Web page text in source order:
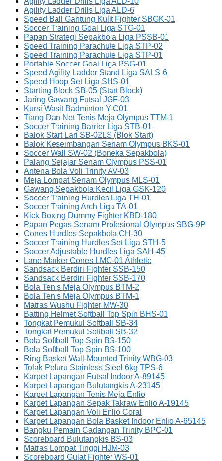
Agility Ladder Drills Liga ALD-6
Speed Ball Gantung Kulit Fighter SBGK-01
Soccer Training Goal Liga STG-01
Papan Strategi Sepakbola Liga PSSB-01
Speed Training Parachute Liga STP-02
Speed Training Parachute Liga STP-01
Portable Soccer Goal Liga PSG-01
Speed Agility Ladder Stand Liga SALS-6
Speed Hoop Set Liga SHS-01
Starting Block SB-05 (Start Block)
Jaring Gawang Futsal JGF-03
Kursi Wasit Badminton Y-C01
Tiang Dan Net Tenis Meja Olympus TTM-1
Soccer Training Barrier Liga STB-01
Balok Start Lari SB-02LS (Blok Start)
Balok Keseimbangan Senam Olympus BKS-01
Soccer Wall SW-02 (Boneka Sepakbola)
Palang Sejajar Senam Olympus PSS-01
Antena Bola Voli Trinity AV-03
Meja Lompat Senam Olympus MLS-01
Gawang Sepakbola Kecil Liga GSK-120
Soccer Training Hurdles Liga TH-01
Soccer Training Arch Liga TA-01
Kick Boxing Dummy Fighter KBD-180
Papan Pegas Senam Profesional Olympus SBG-9P
Cones Hurdles Sepakbola CH-30
Soccer Training Hurdles Set Liga STH-5
Soccer Adjustable Hurdles Liga SAH-45
Lane Marker Cones LMC-01 Athletic
Sandsack Berdiri Fighter SSB-150
Sandsack Berdiri Fighter SSB-170
Bola Tenis Meja Olympus BTM-2
Bola Tenis Meja Olympus BTM-1
Matras Wushu Fighter MW-30
Batting Helmet Softball Top Spin BHS-01
Tongkat Pemukul Softball SB-34
Tongkat Pemukul Softball SB-32
Bola Softball Top Spin BS-150
Bola Softball Top Spin BS-100
Ring Basket Wall-Mounted Trinity WBG-03
Tolak Peluru Stainless Steel 6kg TPS-6
Karpet Lapangan Futsal Indoor A-89145
Karpet Lapangan Bulutangkis A-23145
Karpet Lapangan Tenis Meja Enlio
Karpet Lapangan Sepak Takraw Enlio A-19145
Karpet Lapangan Voli Enlio Coral
Karpet Lapangan Bola Basket Indoor Enlio A-65145
Bangku Pemain Cadangan Trinity BPC-01
Scoreboard Bulutangkis BS-03
Matras Lompat Tinggi HJM-03
Scoreboard Gulat Fighter WS-01